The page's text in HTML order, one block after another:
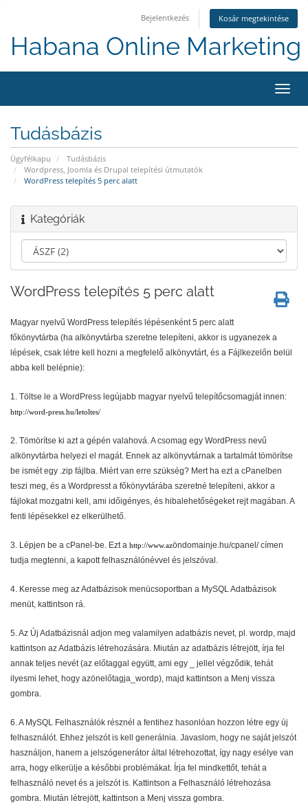
Bejelentkezés Kosár megtekintése
Habana Online Marketing
a
Tudásbázis
Ügyfélkapu
Tudásbázis
Wordpress, Joomla és Drupal telepítési útmutatók
WordPress telepítés 5 perc alatt
Kategóriák
WordPress telepítés 5 perc alatt
Magyar nyelvű WordPress telepítés lépésenként 5 perc alatt
főkönyvtárba (ha alkönyvtárba szeretne telepíteni, akkor is ugyanezek a
lépések, csak létre kell hozni a megfelelő alkönyvtárt, és a Fájlkezelőn belül
abba kell belépnie):
1. Töltse le a WordPress legújabb magyar nyelvű telepítőcsomagját innen:
http://word-press.hu/letoltes/
2. Tömörítse ki azt a gépén valahová. A csomag egy WordPress nevű
alkönyvtárba helyezi el magát. Ennek az alkönyvtárnak a tartalmát tömörítse
be ismét egy .zip fájlba. Miért van erre szükség? Mert ha ezt a cPanelben
teszi meg, és a Wordpresst a főkönyvtárába szeretné telepíteni, akkor a
fájlokat mozgatni kell, ami időigényes, és hibalehetőségeket rejt magában. A
fenti lépésekkel ez elkerülhető.
3. Lépjen be a cPanel-be. Ezt a http://www.azöndomainje.hu/cpanel/ címen
tudja megtenni, a kapott felhasználónévvel és jelszóval.
4. Keresse meg az Adatbázisok menücsoportban a MySQL Adatbázisok
menüt, kattintson rá.
5. Az Új Adatbázisnál adjon meg valamilyen adatbázis nevet, pl. wordp, majd
kattintson az Adatbázis létrehozására. Miután az adatbázis létrejött, írja fel
annak teljes nevét (az előtaggal együtt, ami egy _ jellel végződik, tehát
ilyesmi lehet, hogy azönelőtagja_wordp), majd kattintson a Menj vissza
gombra.
6. A MySQL Felhasználók résznél a fentihez hasonlóan hozzon létre egy új
felhasználót. Ehhez jelszót is kell generálnia. Javaslom, hogy ne saját jelszót
használjon, hanem a jelszógenerátor által létrehozottat, így nagy esélye van
arra, hogy elkerülje a későbbi problémákat. Írja fel mindkettőt, tehát a
felhasználó nevet és a jelszót is. Kattintson a Felhasználó létrehozása
gombra. Miután létrejött, kattintson a Menj vissza gombra.